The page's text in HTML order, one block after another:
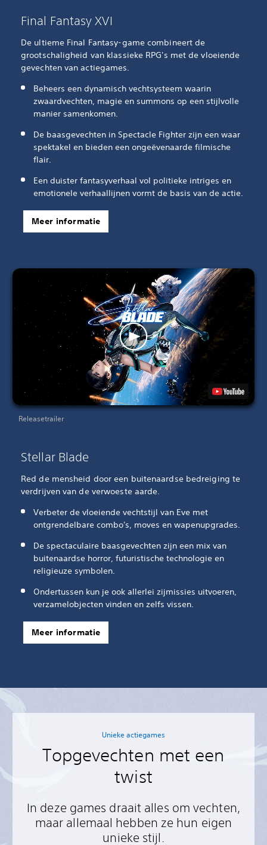
Final Fantasy XVI
De ultieme Final Fantasy-game combineert de
grootschaligheid van klassieke RPG's met de vloeiende
gevechten van actiegames.
Beheers een dynamisch vechtsysteem waarin
zwaardvechten, magie en summons op een stijlvolle
manier samenkomen.
De baasgevechten in Spectacle Fighter zijn een waar
spektakel en bieden een ongeëvenaarde filmische
flair.
Een duister fantasyverhaal vol politieke intriges en
emotionele verhaallijnen vormt de basis van de actie.
Meer informatie
Releasetrailer
Stellar Blade
Red de mensheid door een buitenaardse bedreiging te
verdrijven van de verwoeste aarde.
Verbeter de vloeiende vechtstijl van Eve met
ontgrendelbare combo's, moves en wapenupgrades.
De spectaculaire baasgevechten zijn een mix van
buitenaardse horror, futuristische technologie en
religieuze symbolen.
Ondertussen kun je ook allerlei zijmissies uitvoeren,
verzamelobjecten vinden en zelfs vissen.
Meer informatie
Unieke actiegames
Topgevechten met een
twist
In deze games draait alles om vechten,
maar allemaal hebben ze hun eigen
unieke stijl.